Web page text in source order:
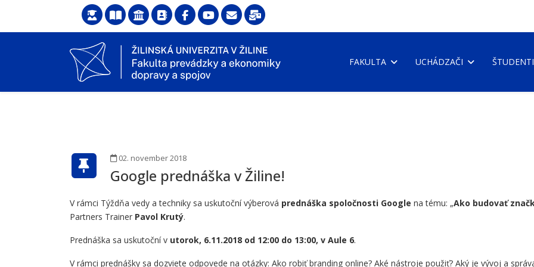
FAKULTA UCHÁDZAČI ŠTUDENTI
02. november 2018
Google prednáška v Žiline!
V rámci Týždňa vedy a techniky sa uskutoční výberová prednáška spoločnosti Google na tému: „Ako budovať
Partners Trainer Pavol Krutý.
Prednáška sa uskutoční v utorok, 6.11.2018 od 12:00 do 13:00, v Aule 6.
V rámci prednášky sa dozviete odpovede na otázky: Ako robiť branding online? Aké nástroje použiť? Aký je vývoj a